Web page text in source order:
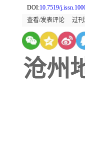
DOI:10.7519/
查看/发表评论
过
沧州